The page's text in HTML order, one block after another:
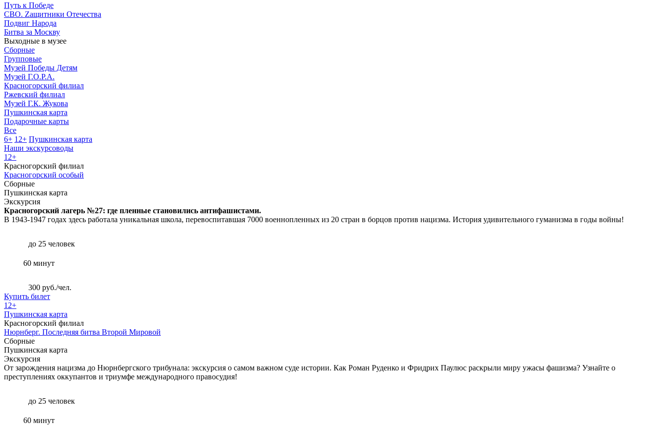
Путь к Победе
СВО. Zащитники Отечества
Подвиг Народа
Битва за Москву
Выходные в музее
Сборные
Групповые
Музей Победы Детям
Музей Г.О.Р.А.
Красногорский филиал
Ржевский филиал
Музей Г.К. Жукова
Пушкинская карта
Подарочные карты
Все
6+ 12+ Пушкинская карта
Наши экскурсоводы
12+
Красногорский филиал
Красногорский особый
Сборные
Пушкинская карта
Экскурсия
Красногорский лагерь №27: где пленные становились антифашистами.
В 1943-1947 годах здесь работала уникальная школа, перевоспитавшая 7000 военнопленных из 20 стран в борцов против нацизма. История удивительного гуманизма в годы войны!
до 25 человек
60 минут
300 руб./чел.
Купить билет
12+
Пушкинская карта
Красногорский филиал
Нюрнберг. Последняя битва Второй Мировой
Сборные
Пушкинская карта
Экскурсия
От зарождения нацизма до Нюрнбергского трибунала: экскурсия о самом важном суде истории. Как Роман Руденко и Фридрих Паулюс раскрыли миру ужасы фашизма? Узнайте о
преступлениях оккупантов и триумфе международного правосудия!
до 25 человек
60 минут